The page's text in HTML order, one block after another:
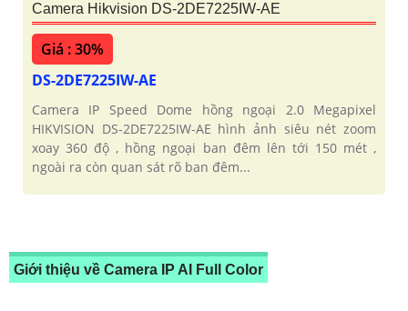
Camera Hikvision DS-2DE7225IW-AE
Giá : 30%
DS-2DE7225IW-AE
Camera IP Speed Dome hồng ngoại 2.0 Megapixel
HIKVISION DS-2DE7225IW-AE hình ảnh siêu nét zoom
xoay 360 độ , hồng ngoại ban đêm lên tới 150 mét ,
ngoài ra còn quan sát rõ ban đêm...
Giới thiệu về Camera IP AI Full Color